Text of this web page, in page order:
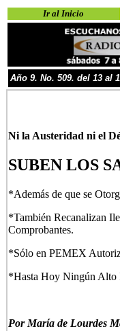
Ir al Inicio
Año 9. No. 509. del 13 al
Ni la Austeridad ni el
SUBEN LOS
*Además de que se
*También Recanalizan
Comprobantes.
*Sólo en PEMEX
*Hasta Hoy Ningún Alto
Por María de Lourdes